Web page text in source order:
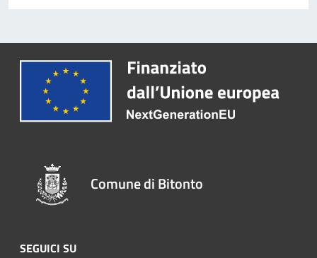
Comune di Bitonto
SEGUICI SU